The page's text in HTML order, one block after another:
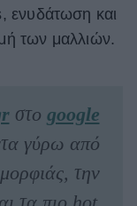
ενυδάτωση και
των μαλλιών.
στο google
γύρω από
την